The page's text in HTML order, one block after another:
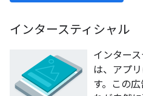
インタースティシャル
インター
は、アプ
す。この